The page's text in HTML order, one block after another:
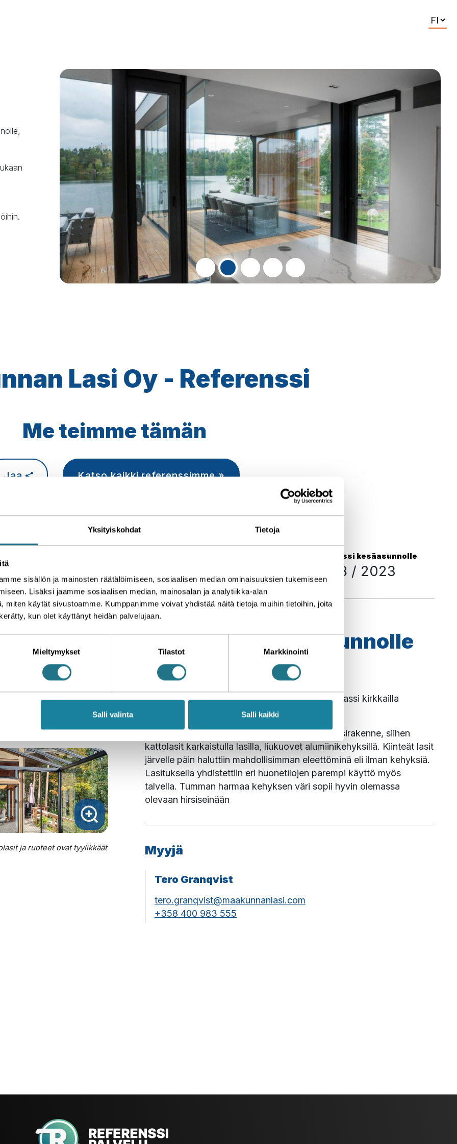
Yksityiskohdat Tietoja
sisällön ja mainosten räätälöimiseen, sosiaalisen median ominaisuuksien tukemiseen
Lisäksi jaamme sosiaalisen median, mainosalan ja analytiikka-alan
miten käytät sivustoamme. Kumppanimme voivat yhdistää näitä tietoja muihin tietoihin, joita
kun olet käyttänyt heidän palvelujaan.
Mieltymykset Tilastot Markkinointi
Salli valinta Salli kaikki
Lasi Oy - Referenssi
Me teimme tämän
Jaa Katso kaikki referenssimme »
ja ruoteet ovat tyylikkäät
Lasiterassi kesäasunnolle
08 / 2023
Lasiterassi kesäasunnolle
Kohteeseen toimitettiin alumiinirunkoinen lasiterassi kirkkailla
Kohteeseen asennettiin alumiinirunkoinen terassirakenne, siihen
kattolasit karkaistulla lasilla, liukuovet alumiinikehyksillä. Kiinteät lasit
järvelle päin haluttiin mahdollisimman eleettöminä eli ilman kehyksiä.
Lasituksella yhdistettiin eri huonetilojen parempi käyttö myös
talvella. Tumman harmaa kehyksen väri sopii hyvin olemassa
olevaan hirsiseinään
Myyjä
Tero Granqvist
tero.granqvist@maakunnanlasi.com
+358 400 983 555